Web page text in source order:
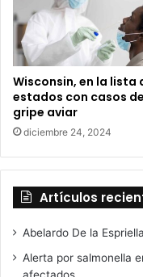
n
u
c
i
r
p
r
m
u
j
e
r
e
s
Wisconsin, en la lista
estados con casos de
gripe aviar
diciembre 24, 2024
Artículos
Abelardo De la
Alerta por salmonella